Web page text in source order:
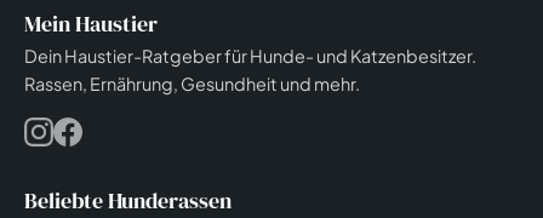
Mein Haustier
Dein Haustier-Ratgeber für Hunde- und Katzenbesitzer.
Rassen, Ernährung, Gesundheit und mehr.
Beliebte Hunderassen